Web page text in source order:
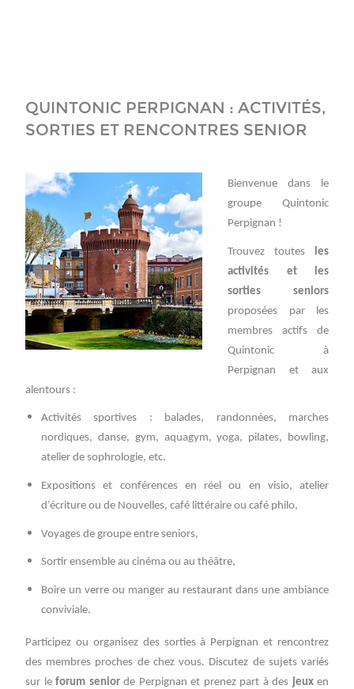
QUINTONIC PERPIGNAN : ACTIVITÉS,
SORTIES ET RENCONTRES SENIOR
Bienvenue dans le
groupe Quintonic
Perpignan !
Trouvez toutes
les
activités et les
sorties seniors
proposées par les
membres actifs de
Quintonic à
Perpignan et aux
alentours :
Activités sportives : balades, randonnées, marches
nordiques, danse, gym, aquagym, yoga, pilates, bowling,
atelier de sophrologie, etc.
Expositions et conférences en réel ou en visio, atelier
d’écriture ou de Nouvelles, café littéraire ou café philo,
Voyages de groupe entre seniors,
Sortir ensemble au cinéma ou au théâtre,
Boire un verre ou manger au restaurant dans une ambiance
conviviale.
Participez ou organisez des sorties à Perpignan et rencontrez
des membres proches de chez vous. Discutez de sujets variés
sur le forum seniorde Perpignan et prenez part à des jeuxen